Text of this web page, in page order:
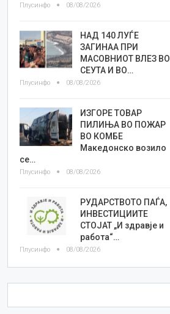
Плусинфо 08/08/2026
НАД 140 ЛУЃЕ
ЗАГИНАА ПРИ
МАСОВНИОТ ВЛЕЗ ВО
СЕУТА И ВО…
Плусинфо 08/08/2026
ИЗГОРЕ ТОВАР
ПИЛИЊА ВО ПОЖАР
ВО КОМБЕ
Македонско возило
се…
Плусинфо 08/08/2026
РУДАРСТВОТО ПАЃА,
ИНВЕСТИЦИИТЕ
СТОЈАТ „И здравје и
работа“…
Плусинфо 08/08/2026